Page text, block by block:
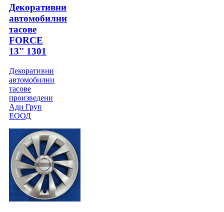
Декоративни
автомобилни
тасове
FORCE
13'' 1301
Декоративни
автомобилни
тасове
произведени
Ади Груп
ЕООД